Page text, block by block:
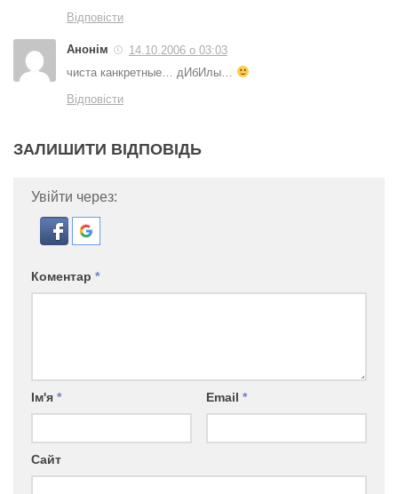
Відповісти
Анонім
14.10.2006 о 03:03
чиста канкретные… дИбИлы…
Відповісти
ЗАЛИШИТИ ВІДПОВІДЬ
Увійти через:
Коментар *
Ім'я * Email *
Сайт